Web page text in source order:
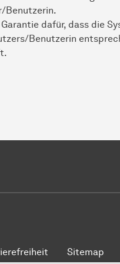
Benutzerin.
dafür, dass die
Benutzerin
Sitemap